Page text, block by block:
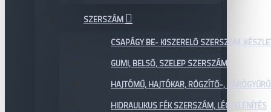
SZERSZÁM
CSAPÁGY BE- KISZERELŐ SZERSZÁM,
GUMI, BELSŐ, SZELEP SZERSZÁM
HAJTÓMŰ, HAJTÓKAR, RÖGZÍTŐ-,
HIDRAULIKUS FÉK SZERSZÁM, LÉGTELENÍTÉS